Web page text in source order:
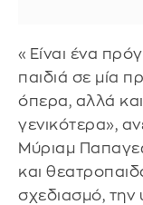
«Είναι ένα
παιδιά σε μία
όπερα, αλλά και
γενικότερα»,
Μύριαμ
και
σχεδιασμό, την